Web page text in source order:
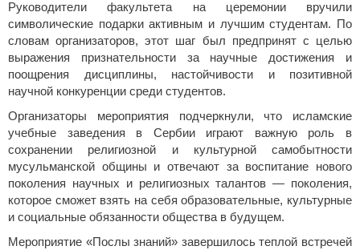
Руководители факультета на церемонии вручили
символические подарки активным и лучшим студентам. По
словам организаторов, этот шаг был предпринят с целью
выражения признательности за научные достижения и
поощрения дисциплины, настойчивости и позитивной
научной конкуренции среди студентов.
Организаторы мероприятия подчеркнули, что исламские
учебные заведения в Сербии играют важную роль в
сохранении религиозной и культурной самобытности
мусульманской общины и отвечают за воспитание нового
поколения научных и религиозных талантов — поколения,
которое сможет взять на себя образовательные, культурные
и социальные обязанности общества в будущем.
Мероприятие «Послы знаний» завершилось теплой встречей